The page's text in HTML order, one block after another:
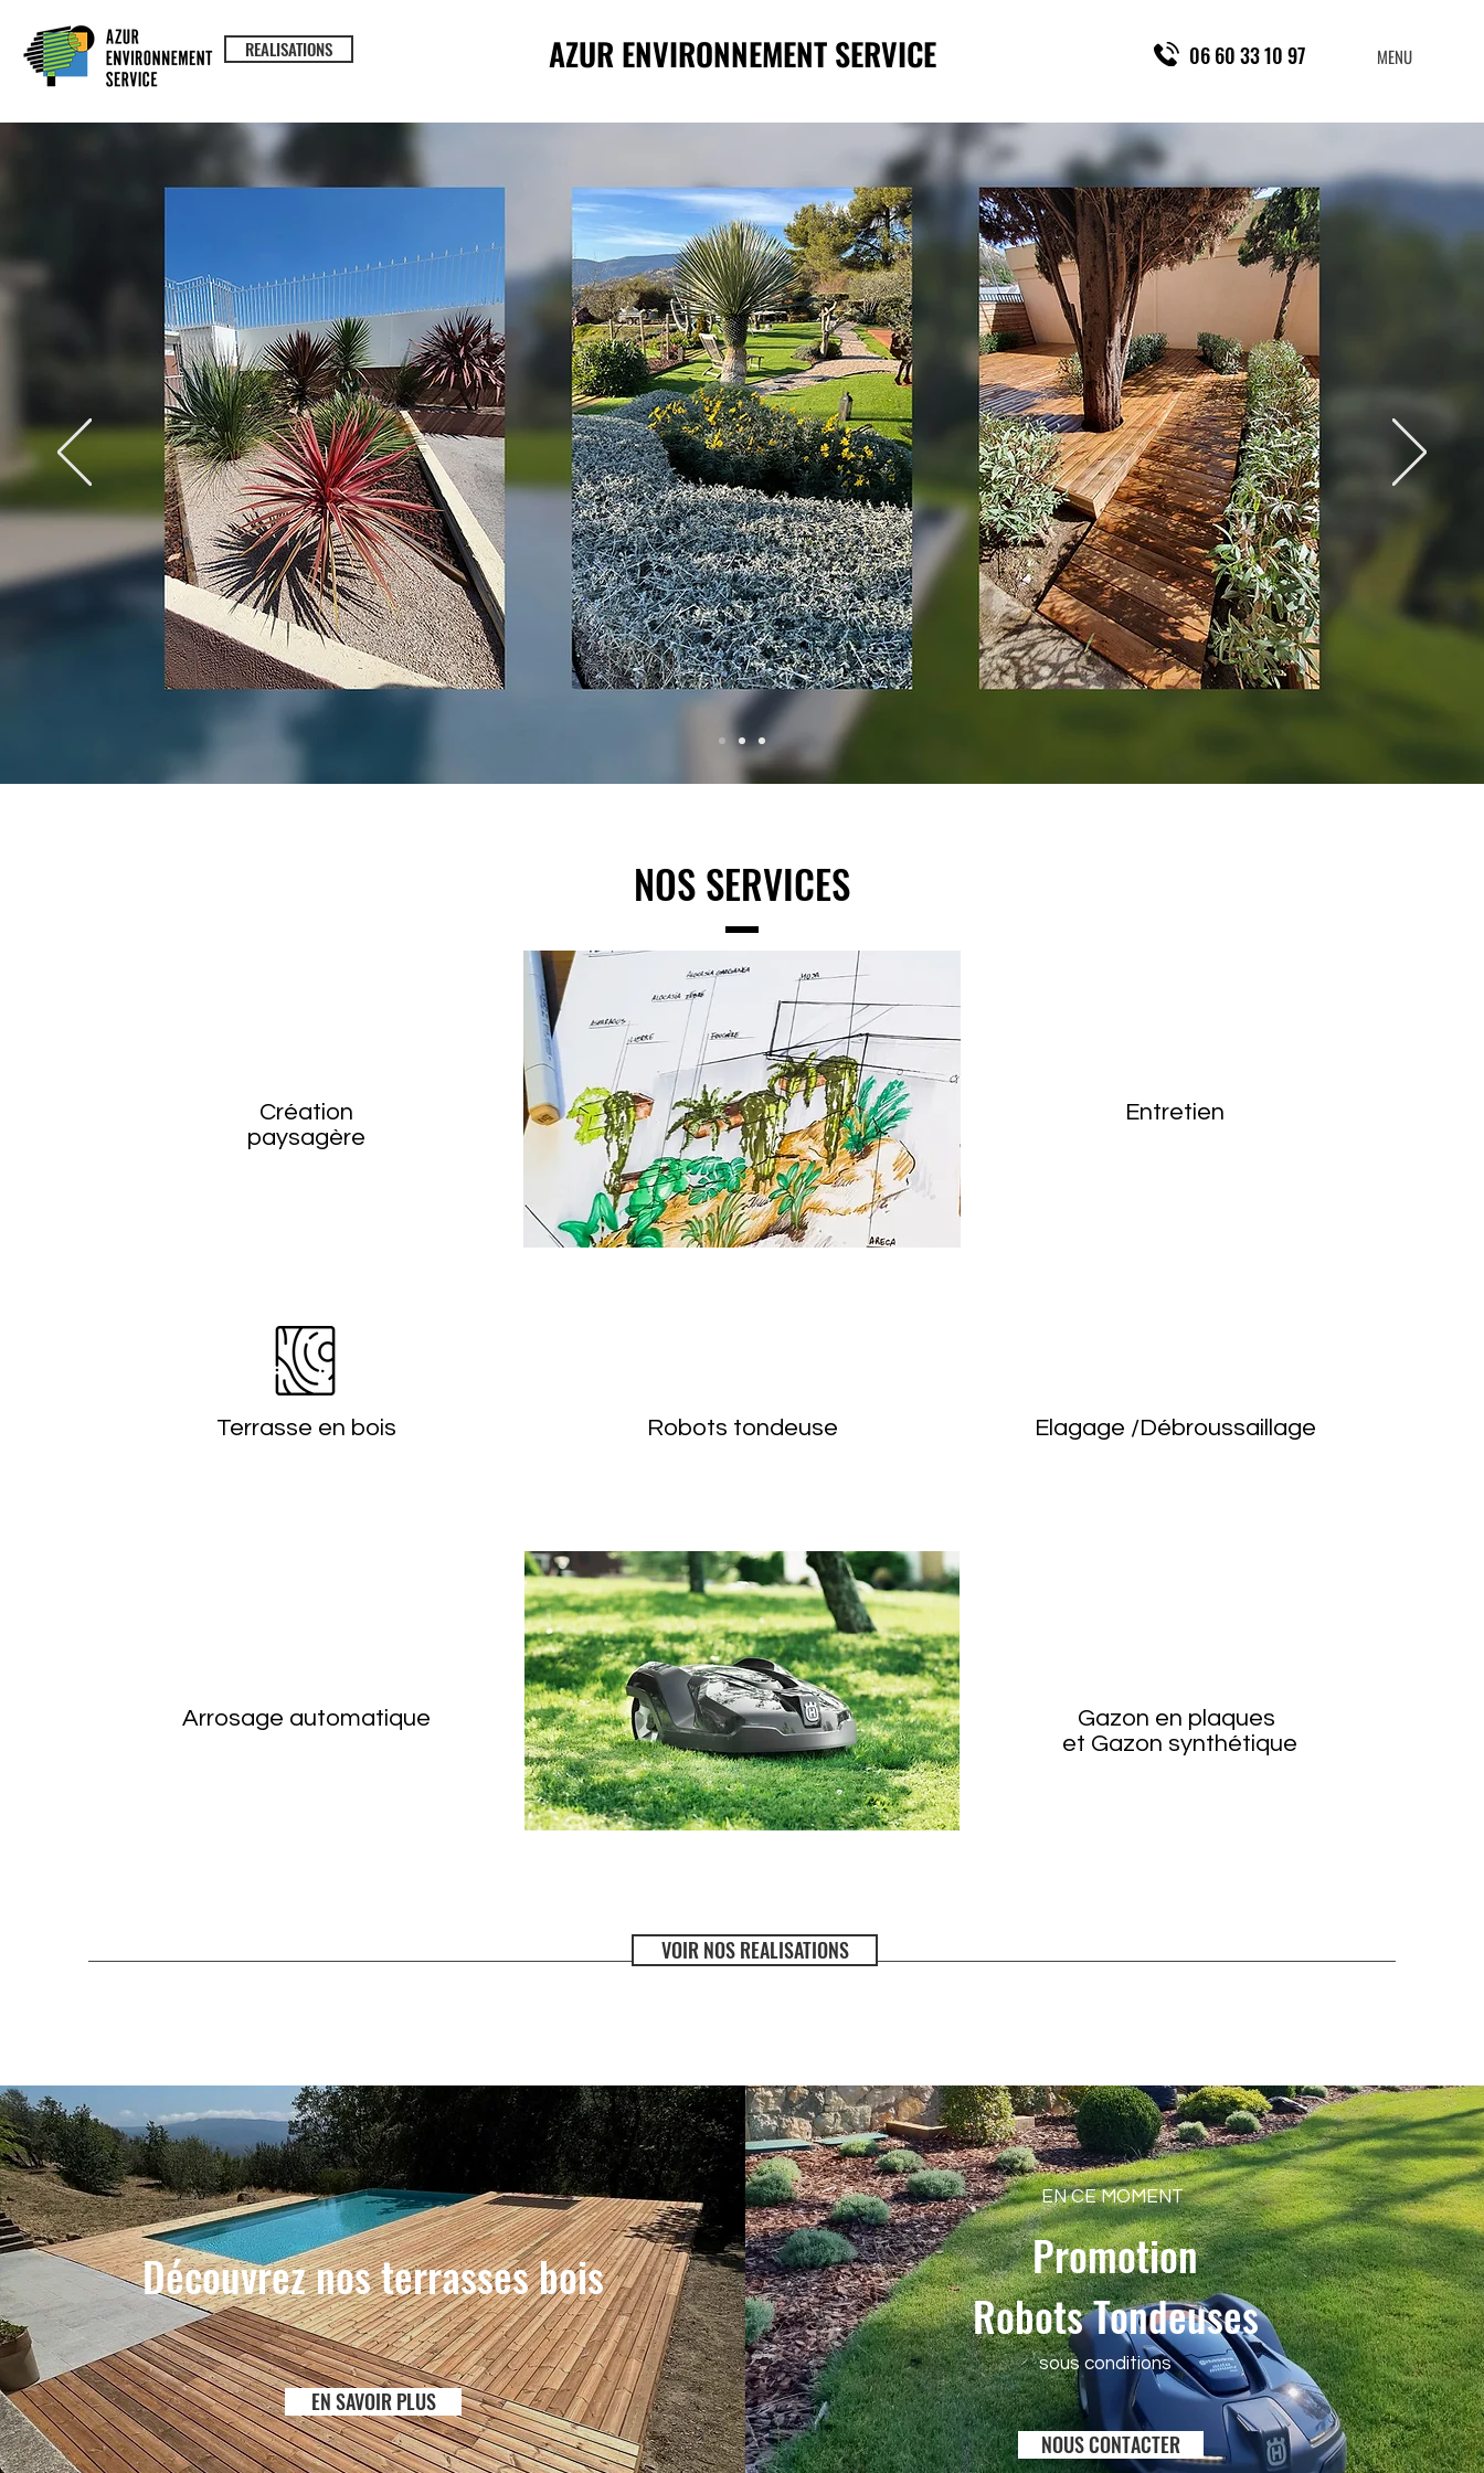
REALISATIONS MENU
06 60 33 10 97
AZUR ENVIRONNEMENT SERVICE
NOS SERVICES
VOIR NOS REALISATIONS
Terrasse en bois Robots tondeuse Elagage /Débroussaillage
Arrosage automatique
Gazon en plaques
et Gazon synthétique
Création
paysagère
Entretien
Découvrez nos terrasses bois
EN SAVOIR PLUS
EN CE MOMENT
Promotion
Robots Tondeuses
sous conditions
NOUS CONTACTER